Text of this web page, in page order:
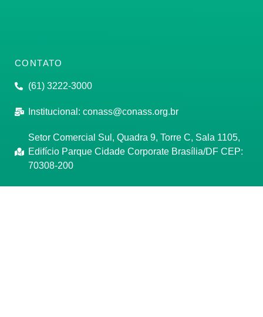
CONTATO
(61) 3222-3000
Institucional: conass@conass.org.br
Setor Comercial Sul, Quadra 9, Torre C, Sala 1105,
Edifício Parque Cidade Corporate Brasília/DF CEP:
70308-200